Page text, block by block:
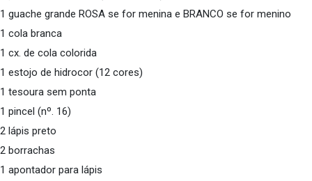
1 guache grande ROSA se for menina e BRANCO se for menino
1 cola branca
1 cx. de cola colorida
1 estojo de hidrocor (12 cores)
1 tesoura sem ponta
1 pincel (nº. 16)
2 lápis preto
2 borrachas
1 apontador para lápis